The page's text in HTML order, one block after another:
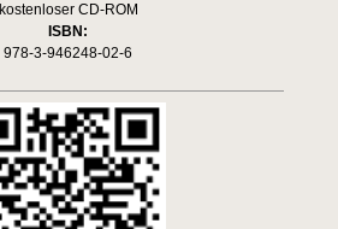
kostenloser CD-ROM
ISBN:
978-3-946248-02-6